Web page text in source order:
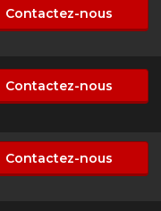
Contactez-nous
Contactez-nous
Contactez-nous